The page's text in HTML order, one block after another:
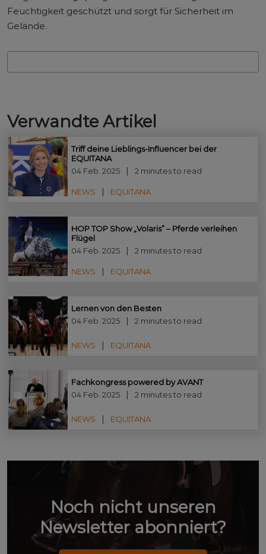
Feuchtigkeit geschützt und sorgt für Sicherheit im
Gelände.
Verwandte Artikel
Triff deine Lieblings-Influencer bei der
EQUITANA
04 Feb. 2025
2 minutes to read
NEWS EQUITANA
HOP TOP Show „Volaris” – Pferde verleihen
Flügel
04 Feb. 2025
2 minutes to read
NEWS EQUITANA
Lernen von den Besten
04 Feb. 2025
2 minutes to read
NEWS EQUITANA
Fachkongress powered by AVANT
04 Feb. 2025
2 minutes to read
NEWS EQUITANA
Noch nicht unseren
Newsletter abonniert?